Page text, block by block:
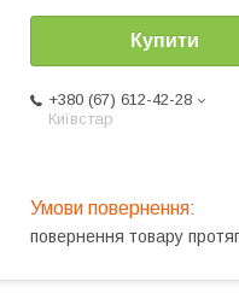
Купити
+380 (67) 612-42-28
Київстар
повернення товару